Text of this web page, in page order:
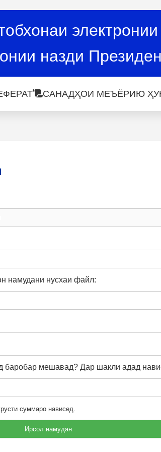
электронии
назди
САНАДҲОИ МЕЪЁРИЮ
намудани нусхаи файл:
баробар мешавад? Дар шакли адад
суммаро нависед.
Ирсол намудан